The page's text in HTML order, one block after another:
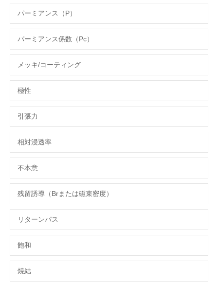
パーミアンス（P）
パーミアンス係数（Pc）
メッキ/コーティング
極性
引張力
相対浸透率
不本意
残留誘導（Brまたは磁束密度）
リターンパス
飽和
焼結